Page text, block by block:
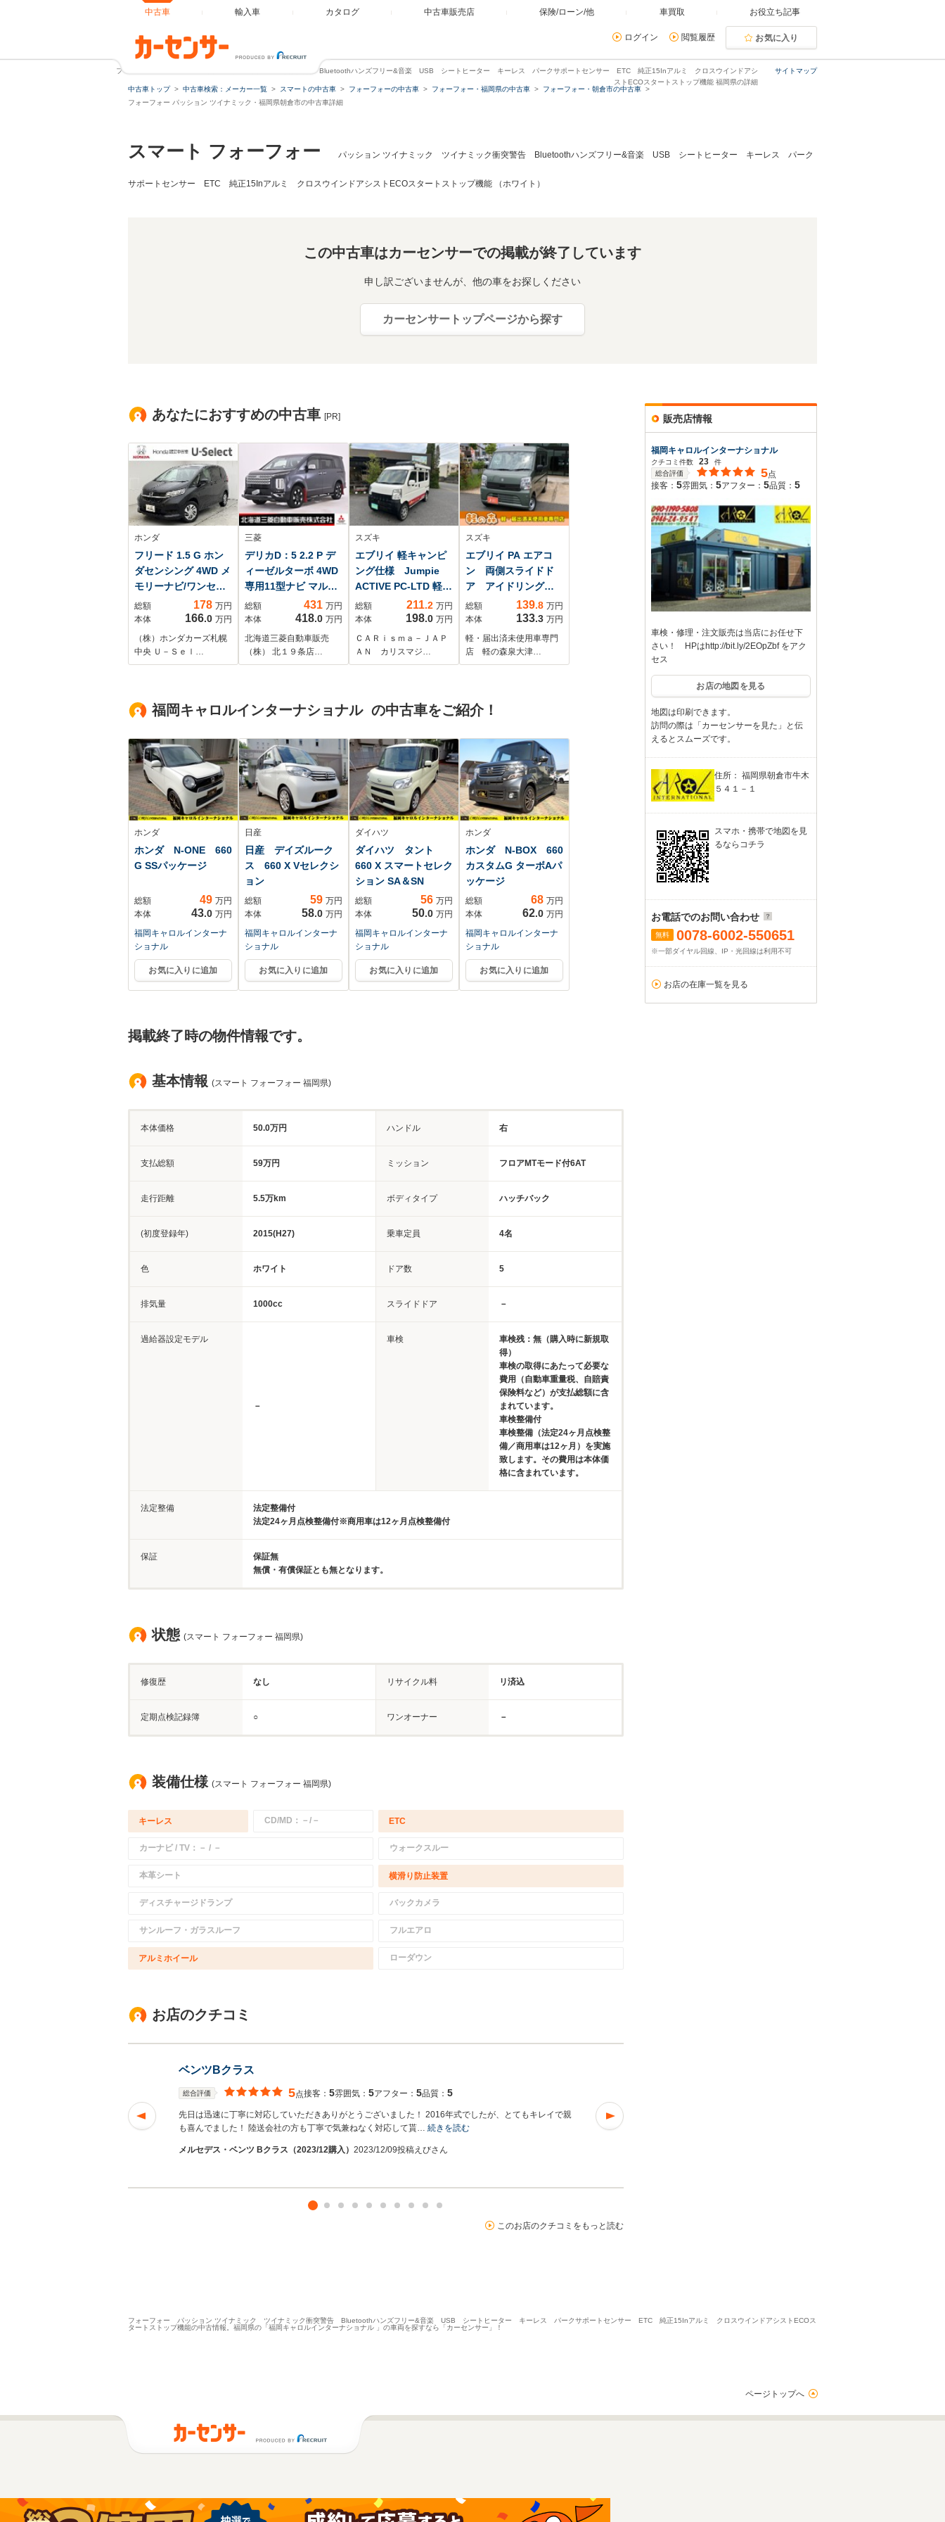
中古車 輸入車 カタログ 中古車販売店 保険/ローン/他 車買取 お役立ち記事
ログイン 閲覧履歴 お気に入り
サイトマップ
フォーフォー パッション ツイナミック ツイナミック衝突警告 Bluetoothハンズフリー&音楽 USB シートヒーター キーレス パークサポートセンサー ETC 純正15Inアルミ クロスウインドアシ
ストECOスタートストップ機能 福岡県の詳細
中古車トップ
中古車検索：メーカー一覧 スマートの中古車 フォーフォーの中古車 フォーフォー・福岡県の中古車
フォーフォー・朝倉市の中古車
フォーフォー パッション ツイナミック・福岡県朝倉市の中古車詳細
スマート フォーフォー パッション ツイナミック ツイナミック衝突警告 Bluetoothハンズフリー&音楽 USB シートヒーター キーレス パーク
サポートセンサー ETC 純正15Inアルミ クロスウインドアシストECOスタートストップ機能 （ホワイト）
この中古車はカーセンサーでの掲載が終了しています
申し訳ございませんが、他の車をお探しください
カーセンサートップページから探す
あなたにおすすめの中古車 [PR]
ホンダ
フリード 1.5 G ホン
ダセンシング 4WD メ
モリーナビ/ワンセグ
TV/Bluetooth機能/バ
ックカメラ/ETC/シー
トヒーター/左右電動
スライドドア
総額 178 万円
本体
166.0 万円
（株）ホンダカーズ札幌
中央 Ｕ－Ｓｅｌ…
三菱
デリカD：5 2.2 P デ
ィーゼルターボ 4WD
専用11型ナビ マルチ
アラウンドモニター
前後ドライブレコー
ダー ETC 純正エンジ
ンスターター フロン
ト・リヤスキッドバ
スポイラー
総額 431 万円
本体
418.0 万円
北海道三菱自動車販売
（株） 北１９条店…
スズキ
エブリイ 軽キャンピ
ング仕様 Jumpie
ACTIVE PC-LTD 軽キ
ャンピング仕様
Jumpie ACTIVE サ
ブバッテリー&外部充
電設備搭載 引出し
ギャレー シャワー&
総額 211.2 万円
本体
198.0 万円
ＣＡＲｉｓｍａ－ＪＡＰ
ＡＮ カリスマジ…
スズキ
エブリイ PA エアコ
ン 両側スライドド
ア アイドリングス
トップ 衝突軽減ブ
レーキ
総額 139.8 万円
本体
133.3 万円
軽・届出済未使用車専門
店 軽の森泉大津…
福岡キャロルインターナショナル の中古車をご紹介！
ホンダ
ホンダ N-ONE 660
G SSパッケージ
総額 49 万円
本体
43.0 万円
福岡キャロルインターナ
ショナル
お気に入りに追加
日産
日産 デイズルーク
ス 660 X Vセレクシ
ョン
総額 59 万円
本体
58.0 万円
福岡キャロルインターナ
ショナル
お気に入りに追加
ダイハツ
ダイハツ タント
660 X スマートセレク
ション SA＆SN
総額 56 万円
本体
50.0 万円
福岡キャロルインターナ
ショナル
お気に入りに追加
ホンダ
ホンダ N-BOX 660
カスタムG ターボAパ
ッケージ
総額 68 万円
本体
62.0 万円
福岡キャロルインターナ
ショナル
お気に入りに追加
掲載終了時の物件情報です。
基本情報 (スマート フォーフォー 福岡県)
本体価格 50.0万円 ハンドル 右
支払総額 59万円 ミッション フロアMTモード付6AT
走行距離 5.5万km ボディタイプ ハッチバック
(初度登録年) 2015(H27) 乗車定員 4名
色 ホワイト ドア数 5
排気量 1000cc スライドドア －
過給器設定モデル
－
車検
車検残：無（購入時に新規取
得）
車検の取得にあたって必要な
費用（自動車重量税、自賠責
保険料など）が支払総額に含
まれています。
車検整備付
車検整備（法定24ヶ月点検整
備／商用車は12ヶ月）を実施
致します。その費用は本体価
格に含まれています。
法定整備
法定整備付
法定24ヶ月点検整備付※商用車は12ヶ月点検整備付
保証
保証無
無償・有償保証とも無となります。
状態 (スマート フォーフォー 福岡県)
修復歴 なし リサイクル料 リ済込
定期点検記録簿 ○ ワンオーナー －
装備仕様 (スマート フォーフォー 福岡県)
キーレス CD/MD：－/－ ETC
カーナビ / TV：－ / － ウォークスルー
本革シート 横滑り防止装置
ディスチャージドランプ バックカメラ
サンルーフ・ガラスルーフ フルエアロ
アルミホイール ローダウン
お店のクチコミ
ベンツBクラス
総合評価 5点接客： 5雰囲気： 5アフター： 5品質： 5
先日は迅速に丁寧に対応していただきありがとうございました！ 2016年式でしたが、とてもキレイで親
も喜んでました！ 陸送会社の方も丁寧で気兼ねなく対応して貰… 続きを読む
メルセデス・ベンツ Bクラス（2023/12購入） 2023/12/09投稿えびさん
このお店のクチコミをもっと読む
販売店情報
福岡キャロルインターナショナル
クチコミ件数 23
件
総合評価
5点
接客： 5雰囲気： 5アフター： 5品質： 5
車検・修理・注文販売は当店にお任せ下
さい！ HPはhttp://bit.ly/2EOpZbf をアク
セス
お店の地図を見る
地図は印刷できます。
訪問の際は「カーセンサーを見た」と伝
えるとスムーズです。
住所： 福岡県朝倉市牛木
５４１－１
スマホ・携帯で地図を見
るならコチラ
お電話でのお問い合わせ
無料 0078-6002-550651
※一部ダイヤル回線、IP・光回線は利用不可
お店の在庫一覧を見る
フォーフォー パッション ツイナミック ツイナミック衝突警告 Bluetoothハンズフリー&音楽 USB シートヒーター キーレス パークサポートセンサー ETC 純正15Inアルミ クロスウインドアシストECOス
タートストップ機能の中古情報。福岡県の「福岡キャロルインターナショナル 」の車両を探すなら「カーセンサー」！
ページトップへ